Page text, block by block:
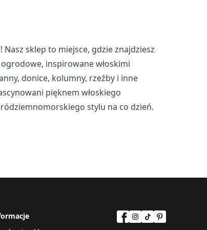
sklep to miejsce, gdzie znajdziesz
inspirowane włoskimi
donice, kolumny, rzeźby i inne
pięknem włoskiego
stylu na co dzień.
jest
cenne dla